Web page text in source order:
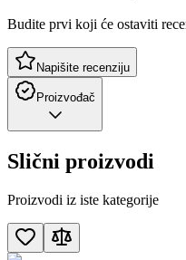
Budite prvi koji će ostaviti
Napišite recenziju
Proizvođač
Slični proizvodi
Proizvodi iz iste kategorije